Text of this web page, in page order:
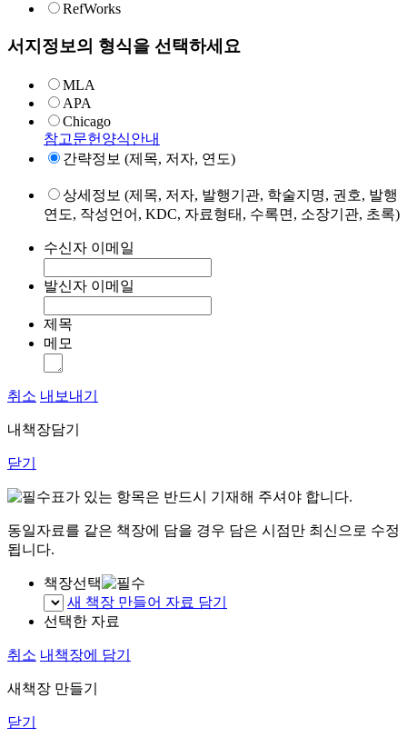
RefWorks
서지정보의 형식을 선택하세요
MLA
APA
Chicago
참고문헌양식안내
간략정보 (제목, 저자, 연도)
상세정보 (제목, 저자, 발행기관, 학술지명, 권호, 발행
연도, 작성언어, KDC, 자료형태, 수록면, 소장기관, 초록)
수신자 이메일
발신자 이메일
제목
메모
취소 내보내기
내책장담기
닫기
표가 있는 항목은 반드시 기재해 주셔야 합니다.
동일자료를 같은 책장에 담을 경우 담은 시점만 최신으로 수정
됩니다.
책장선택
새 책장 만들어 자료 담기
선택한 자료
취소 내책장에 담기
새책장 만들기
닫기